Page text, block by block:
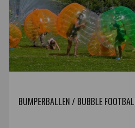
BUMPERBALLEN / BUBBLE